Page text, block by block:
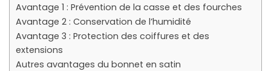
Avantage 1 : Prévention de la casse et des fourches
Avantage 2 : Conservation de l’humidité
Avantage 3 : Protection des coiffures et des
extensions
Autres avantages du bonnet en satin